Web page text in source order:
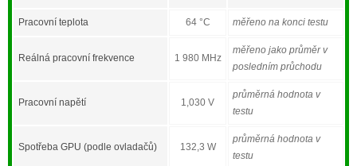
Pracovní teplota 64 °C měřeno na konci testu
Reálná pracovní frekvence 1 980 MHz
měřeno jako průměr v
posledním průchodu
Pracovní napětí 1,030 V
průměrná hodnota v
testu
Spotřeba GPU (podle ovladačů) 132,3 W
průměrná hodnota v
testu